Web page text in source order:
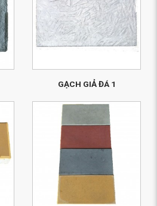
GẠCH GIẢ ĐÁ 1